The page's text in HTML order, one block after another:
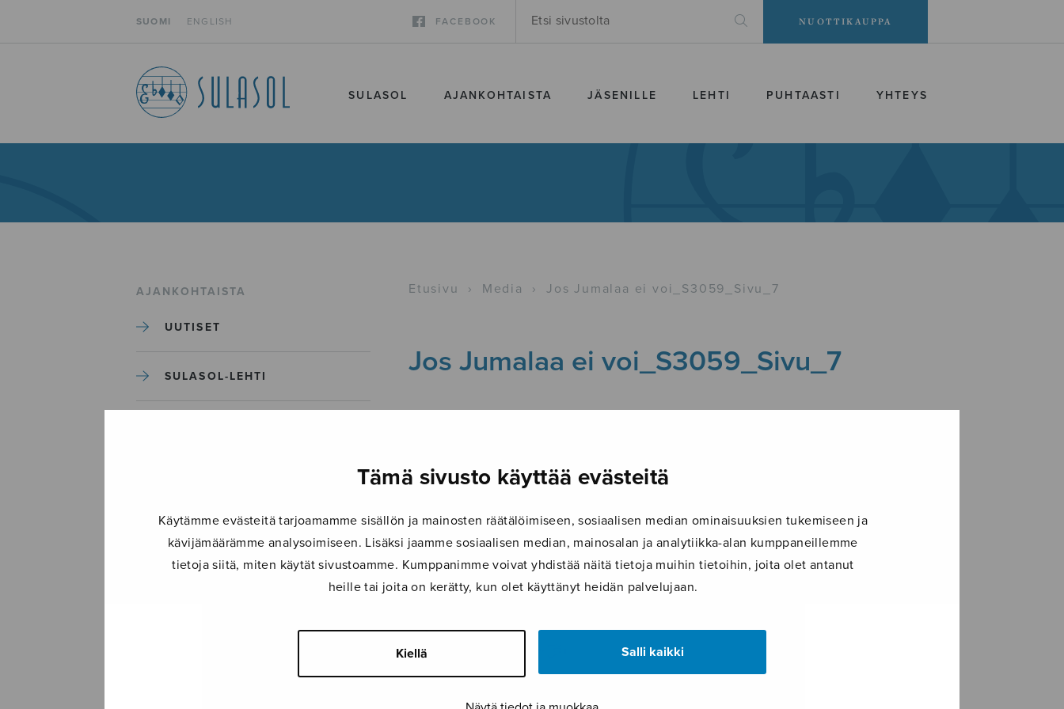
Tämä sivusto käyttää evästeitä
Käytämme evästeitä tarjoamamme sisällön ja mainosten räätälöimiseen, sosiaalisen median ominaisuuksien tukemiseen ja
kävijämäärämme analysoimiseen. Lisäksi jaamme sosiaalisen median, mainosalan ja analytiikka-alan kumppaneillemme
tietoja siitä, miten käytät sivustoamme. Kumppanimme voivat yhdistää näitä tietoja muihin tietoihin, joita olet antanut
heille tai joita on kerätty, kun olet käyttänyt heidän palvelujaan.
Kiellä Salli kaikki
SUOMI ENGLISH FACEBOOK NUOTTIKAUPPA
SULASOL AJANKOHTAISTA JÄSENILLE LEHTI PUHTAASTI YHTEYS
AJANKOHTAISTA
UUTISET
SULASOL-LEHTI
TAPAHTUMAT
ILMOITA TAPAHTUMA
Etusivu › Media › Jos Jumalaa ei voi_S3059_Sivu_7
Jos Jumalaa ei voi_S3059_Sivu_7